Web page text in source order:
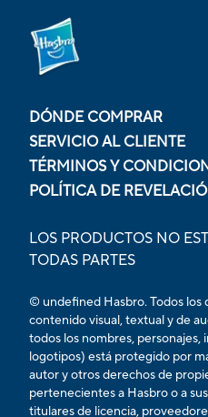
DÓNDE COMPRAR
SERVICIO AL CLIENTE
TÉRMINOS Y
POLÍTICA DE
LOS PRODUCTOS NO
TODAS PARTES
© undefined Hasbro. Todos los
contenido visual, textual y de
todos los nombres, personajes,
logotipos) está protegido por
autor y otros derechos de
pertenecientes a Hasbro o a
titulares de licencia,